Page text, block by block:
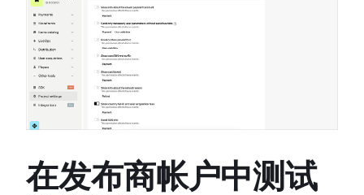
在发布商帐户中测试